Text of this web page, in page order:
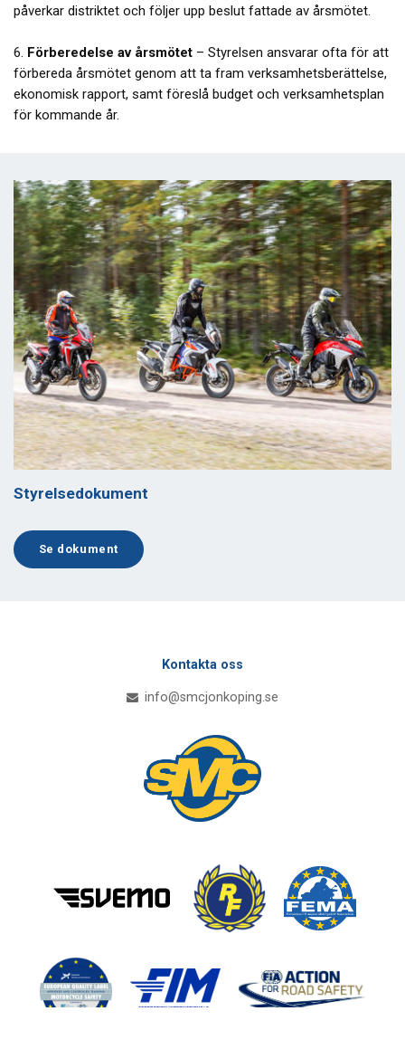
påverkar distriktet och följer upp beslut fattade av årsmötet.
6. Förberedelse av årsmötet – Styrelsen ansvarar ofta för att
förbereda årsmötet genom att ta fram verksamhetsberättelse,
ekonomisk rapport, samt föreslå budget och verksamhetsplan
för kommande år.
Styrelsedokument
Se dokument
Kontakta oss
info@smcjonkoping.se